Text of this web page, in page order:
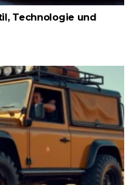
Technologie und